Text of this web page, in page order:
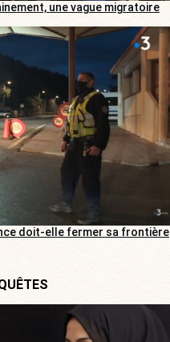
une vague migratoire
doit-elle fermer sa frontière